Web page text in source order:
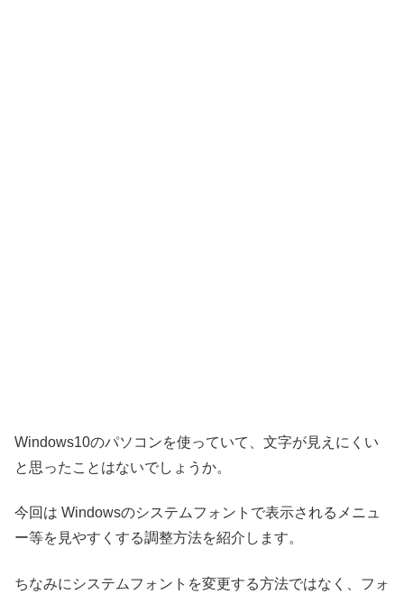
Windows10のパソコンを使っていて、文字が見えにくい
と思ったことはないでしょうか。
今回は Windowsのシステムフォントで表示されるメニュ
ー等を見やすくする調整方法を紹介します。
ちなみにシステムフォントを変更する方法ではなく、フォ